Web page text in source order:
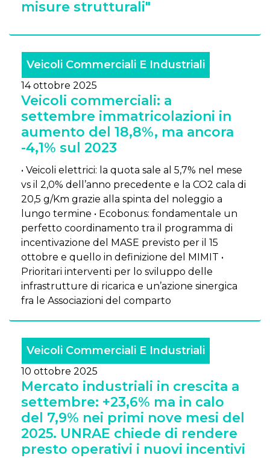
misure strutturali"
Veicoli Commerciali E Industriali
14 ottobre 2025
Veicoli commerciali: a
settembre immatricolazioni in
aumento del 18,8%, ma ancora
-4,1% sul 2023
• Veicoli elettrici: la quota sale al 5,7% nel mese
vs il 2,0% dell’anno precedente e la CO2 cala di
20,5 g/Km grazie alla spinta del noleggio a
lungo termine • Ecobonus: fondamentale un
perfetto coordinamento tra il programma di
incentivazione del MASE previsto per il 15
ottobre e quello in definizione del MIMIT •
Prioritari interventi per lo sviluppo delle
infrastrutture di ricarica e un’azione sinergica
fra le Associazioni del comparto
Veicoli Commerciali E Industriali
10 ottobre 2025
Mercato industriali in crescita a
settembre: +23,6% ma in calo
del 7,9% nei primi nove mesi del
2025. UNRAE chiede di rendere
presto operativi i nuovi incentivi